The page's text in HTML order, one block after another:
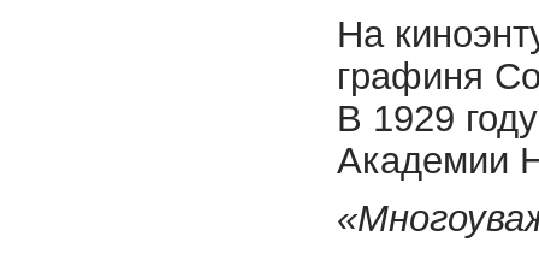
На
графиня
В 1929
Академии